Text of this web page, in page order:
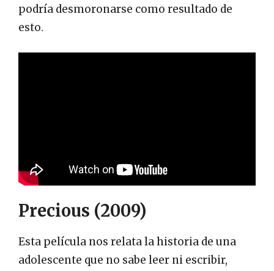
podría desmoronarse como resultado de
esto.
Precious (2009)
Esta película nos relata la historia de una
adolescente que no sabe leer ni escribir,